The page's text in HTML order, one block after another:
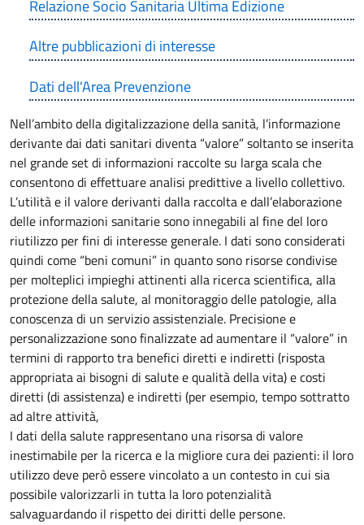
Relazione Socio Sanitaria Ultima Edizione
Altre pubblicazioni di interesse
Dati dell'Area Prevenzione
Nell’ambito della digitalizzazione della sanità, l’informazione
derivante dai dati sanitari diventa “valore” soltanto se inserita
nel grande set di informazioni raccolte su larga scala che
consentono di effettuare analisi predittive a livello collettivo.
L’utilità e il valore derivanti dalla raccolta e dall’elaborazione
delle informazioni sanitarie sono innegabili al fine del loro
riutilizzo per fini di interesse generale. I dati sono considerati
quindi come “beni comuni” in quanto sono risorse condivise
per molteplici impieghi attinenti alla ricerca scientifica, alla
protezione della salute, al monitoraggio delle patologie, alla
conoscenza di un servizio assistenziale. Precisione e
personalizzazione sono finalizzate ad aumentare il “valore” in
termini di rapporto tra benefici diretti e indiretti (risposta
appropriata ai bisogni di salute e qualità della vita) e costi
diretti (di assistenza) e indiretti (per esempio, tempo sottratto
ad altre attività,
I dati della salute rappresentano una risorsa di valore
inestimabile per la ricerca e la migliore cura dei pazienti: il loro
utilizzo deve però essere vincolato a un contesto in cui sia
possibile valorizzarli in tutta la loro potenzialità
salvaguardando il rispetto dei diritti delle persone.